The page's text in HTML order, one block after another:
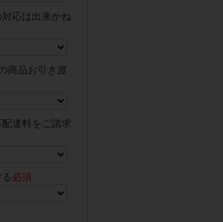
応は出来かね
商品お引き渡
達料をご請求
必須